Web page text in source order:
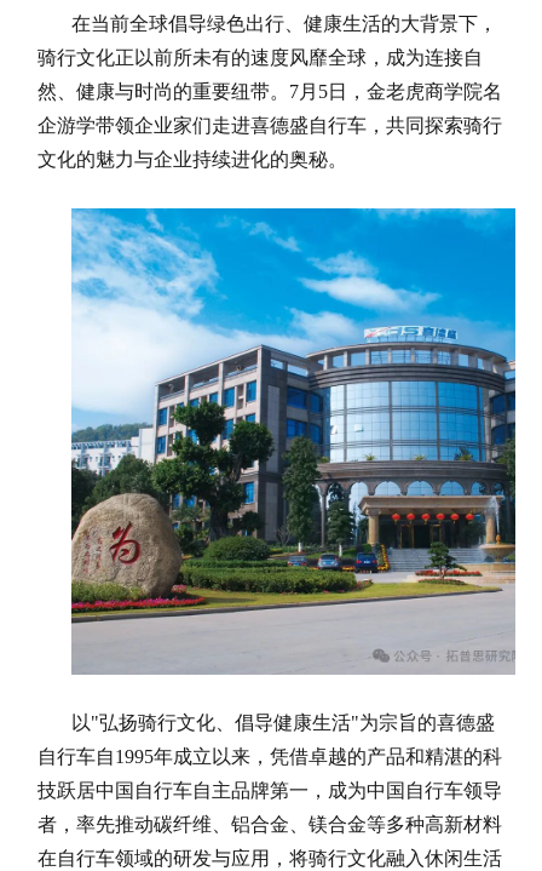
在当前全球倡导绿色出行、健康生活的大背景下，
骑行文化正以前所未有的速度风靡全球，成为连接自
然、健康与时尚的重要纽带。7月5日，金老虎商学院名
企游学带领企业家们走进喜德盛自行车，共同探索骑行
文化的魅力与企业持续进化的奥秘。
以"弘扬骑行文化、倡导健康生活"为宗旨的喜德盛
自行车自1995年成立以来，凭借卓越的产品和精湛的科
技跃居中国自行车自主品牌第一，成为中国自行车领导
者，率先推动碳纤维、铝合金、镁合金等多种高新材料
在自行车领域的研发与应用，将骑行文化融入休闲生活